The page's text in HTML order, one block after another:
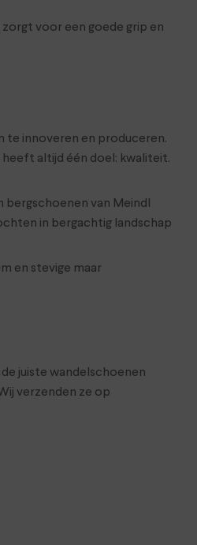
voor een goede grip en
te innoveren en produceren.
altijd één doel: kwaliteit.
van Meindl
in bergachtig landschap
en stevige maar
juiste wandelschoenen
verzenden ze op